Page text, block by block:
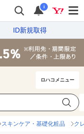
i
ID新規取得
ロハコメニュー
スキンケア・基礎化粧品 ク